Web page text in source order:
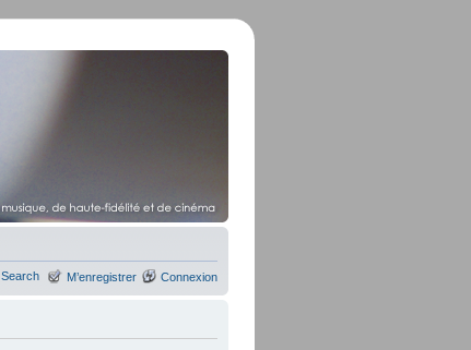
Search M’enregistrer Connexion